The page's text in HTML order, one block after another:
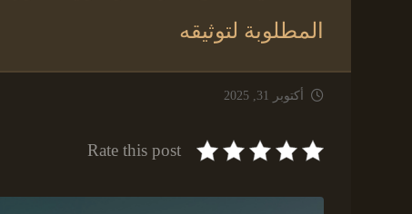
المطلوبة لتوثيقه
أكتوبر 31, 2025
Rate this post